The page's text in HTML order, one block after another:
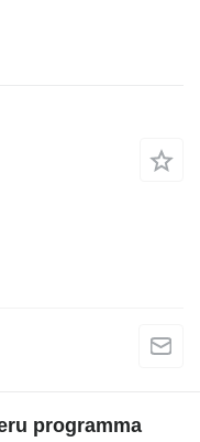
programma